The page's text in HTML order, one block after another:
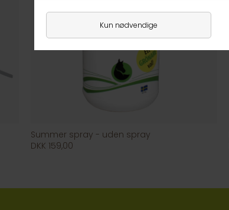
Summer spray - uden spray
DKK 159,00